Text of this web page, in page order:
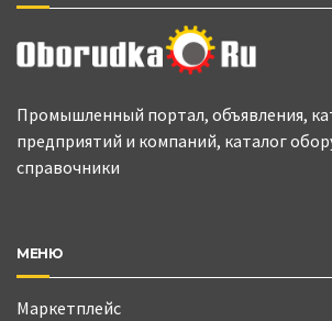
Промышленный портал, объявления,
предприятий и компаний, каталог
справочники
МЕНЮ
Маркетплейс